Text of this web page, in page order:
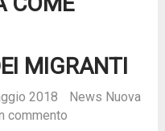
MIGRANTI
2018 News Nuova
commento